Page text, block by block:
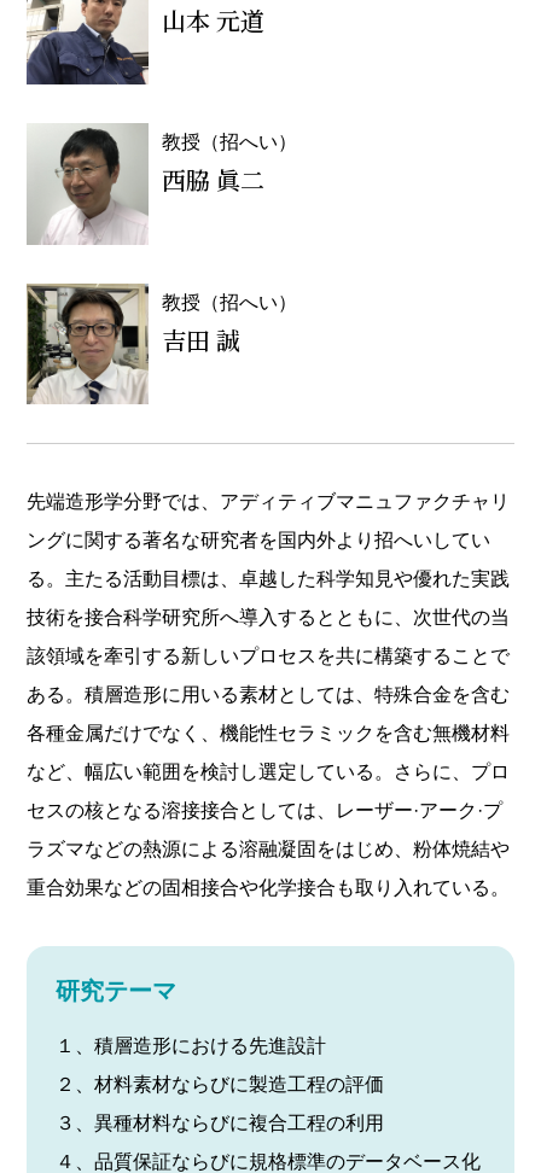
山本 元道
教授（招へい）
西脇 眞二
教授（招へい）
吉田 誠
先端造形学分野では、アディティブマニュファクチャリ
ングに関する著名な研究者を国内外より招へいしてい
る。主たる活動目標は、卓越した科学知見や優れた実践
技術を接合科学研究所へ導入するとともに、次世代の当
該領域を牽引する新しいプロセスを共に構築することで
ある。積層造形に用いる素材としては、特殊合金を含む
各種金属だけでなく、機能性セラミックを含む無機材料
など、幅広い範囲を検討し選定している。さらに、プロ
セスの核となる溶接接合としては、レーザー·アーク·プ
ラズマなどの熱源による溶融凝固をはじめ、粉体焼結や
重合効果などの固相接合や化学接合も取り入れている。
研究テーマ
１、積層造形における先進設計
２、材料素材ならびに製造工程の評価
３、異種材料ならびに複合工程の利用
４、品質保証ならびに規格標準のデータベース化